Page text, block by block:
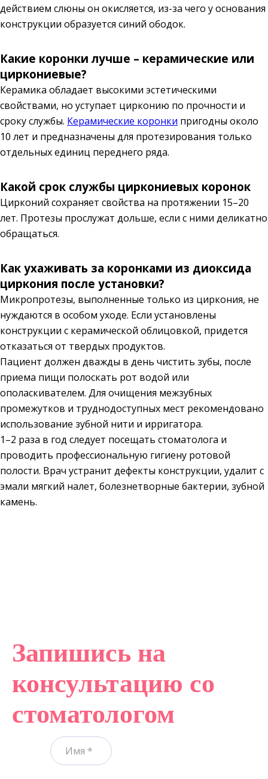
действием слюны он окисляется, из-за чего у основания
конструкции образуется синий ободок.
Какие коронки лучше – керамические или
циркониевые?
Керамика обладает высокими эстетическими
свойствами, но уступает цирконию по прочности и
сроку службы. Керамические коронки пригодны около
10 лет и предназначены для протезирования только
отдельных единиц переднего ряда.
Какой срок службы циркониевых коронок
Цирконий сохраняет свойства на протяжении 15–20
лет. Протезы прослужат дольше, если с ними деликатно
обращаться.
Как ухаживать за коронками из диоксида
циркония после установки?
Микропротезы, выполненные только из циркония, не
нуждаются в особом уходе. Если установлены
конструкции с керамической облицовкой, придется
отказаться от твердых продуктов.
Пациент должен дважды в день чистить зубы, после
приема пищи полоскать рот водой или
ополаскивателем. Для очищения межзубных
промежутков и труднодоступных мест рекомендовано
использование зубной нити и ирригатора.
1–2 раза в год следует посещать стоматолога и
проводить профессиональную гигиену ротовой
полости. Врач устранит дефекты конструкции, удалит с
эмали мягкий налет, болезнетворные бактерии, зубной
камень.
Запишись на
консультацию со
стоматологом